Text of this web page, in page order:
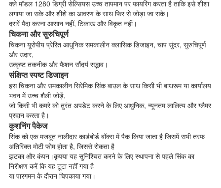
क्ले मॉडल 1280 डिग्री सेल्सियस उच्च तापमान पर फायरिंग करता है ताकि इसे शीशा
लगाया जा सके और शीशे का आवरण के साथ फिर से जोड़ा जा सके।
दरारें पैदा करना आसान नहीं, टिकाऊ और विकृत नहीं।
चिकना और सुरुचिपूर्ण
चिकना यूरोपीय प्रेरित आधुनिक समकालीन क्लासिक डिजाइन, चाप सुंदर, सुरुचिपूर्ण
और उदार,
उत्कृष्ट तकनीक और फैशन सौंदर्य सद्भाव।
संक्षिप्त स्पष्ट डिजाइन
इस चिकना और समकालीन सिरेमिक सिंक बाउल के साथ किसी भी बाथरूम या कार्यालय
भवन में उच्च शैली जोड़ें,
जो किसी भी कमरे को तुरंत अपडेट करने के लिए आधुनिक, न्यूनतम लालित्य और ग्लैमर
प्रदान करता है।
कुशनिंग पैकेज
सिंक को एक मजबूत नालीदार कार्डबोर्ड बॉक्स में पैक किया जाता है जिसमें सभी तरफ
अतिरिक्त मोटी फोम होता है, जिससे रोकता है
झटका और कंपन।कृपया यह सुनिश्चित करने के लिए स्थापना से पहले सिंक का
निरीक्षण करें कि यह टूटा नहीं गया है
या पारगमन के दौरान चिपकाया गया।